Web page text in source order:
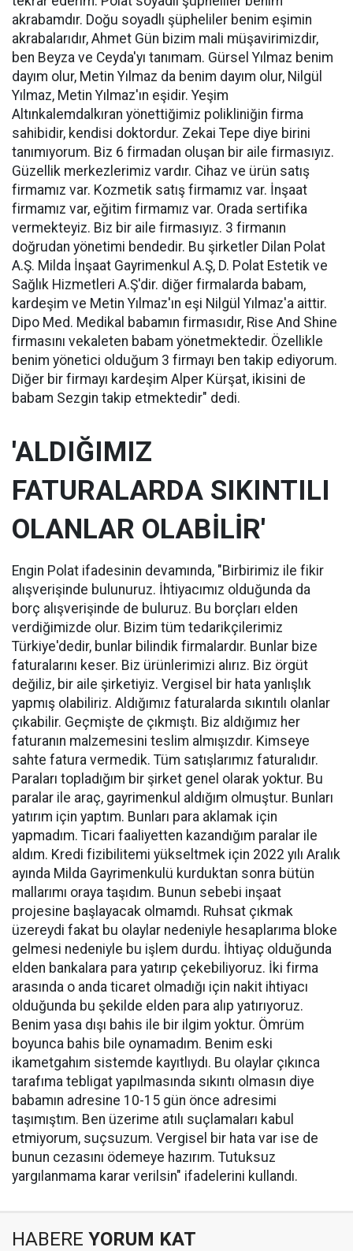
akrabamdır. Doğu soyadlı şüpheliler benim eşimin
akrabalarıdır, Ahmet Gün bizim mali müşavirimizdir,
ben Beyza ve Ceyda'yı tanımam. Gürsel Yılmaz benim
dayım olur, Metin Yılmaz da benim dayım olur, Nilgül
Yılmaz, Metin Yılmaz'ın eşidir. Yeşim
Altınkalemdalkıran yönettiğimiz polikliniğin firma
sahibidir, kendisi doktordur. Zekai Tepe diye birini
tanımıyorum. Biz 6 firmadan oluşan bir aile firmasıyız.
Güzellik merkezlerimiz vardır. Cihaz ve ürün satış
firmamız var. Kozmetik satış firmamız var. İnşaat
firmamız var, eğitim firmamız var. Orada sertifika
vermekteyiz. Biz bir aile firmasıyız. 3 firmanın
doğrudan yönetimi bendedir. Bu şirketler Dilan Polat
A.Ş. Milda İnşaat Gayrimenkul A.Ş, D. Polat Estetik ve
Sağlık Hizmetleri A.Ş'dir. diğer firmalarda babam,
kardeşim ve Metin Yılmaz'ın eşi Nilgül Yılmaz'a aittir.
Dipo Med. Medikal babamın firmasıdır, Rise And Shine
firmasını vekaleten babam yönetmektedir. Özellikle
benim yönetici olduğum 3 firmayı ben takip ediyorum.
Diğer bir firmayı kardeşim Alper Kürşat, ikisini de
babam Sezgin takip etmektedir" dedi.
'ALDIĞIMIZ
FATURALARDA SIKINTILI
OLANLAR OLABİLİR'
Engin Polat ifadesinin devamında, "Birbirimiz ile fikir
alışverişinde bulunuruz. İhtiyacımız olduğunda da
borç alışverişinde de buluruz. Bu borçları elden
verdiğimizde olur. Bizim tüm tedarikçilerimiz
Türkiye'dedir, bunlar bilindik firmalardır. Bunlar bize
faturalarını keser. Biz ürünlerimizi alırız. Biz örgüt
değiliz, bir aile şirketiyiz. Vergisel bir hata yanlışlık
yapmış olabiliriz. Aldığımız faturalarda sıkıntılı olanlar
çıkabilir. Geçmişte de çıkmıştı. Biz aldığımız her
faturanın malzemesini teslim almışızdır. Kimseye
sahte fatura vermedik. Tüm satışlarımız faturalıdır.
Paraları topladığım bir şirket genel olarak yoktur. Bu
paralar ile araç, gayrimenkul aldığım olmuştur. Bunları
yatırım için yaptım. Bunları para aklamak için
yapmadım. Ticari faaliyetten kazandığım paralar ile
aldım. Kredi fizibilitemi yükseltmek için 2022 yılı Aralık
ayında Milda Gayrimenkulü kurduktan sonra bütün
mallarımı oraya taşıdım. Bunun sebebi inşaat
projesine başlayacak olmamdı. Ruhsat çıkmak
üzereydi fakat bu olaylar nedeniyle hesaplarıma bloke
gelmesi nedeniyle bu işlem durdu. İhtiyaç olduğunda
elden bankalara para yatırıp çekebiliyoruz. İki firma
arasında o anda ticaret olmadığı için nakit ihtiyacı
olduğunda bu şekilde elden para alıp yatırıyoruz.
Benim yasa dışı bahis ile bir ilgim yoktur. Ömrüm
boyunca bahis bile oynamadım. Benim eski
ikametgahım sistemde kayıtlıydı. Bu olaylar çıkınca
tarafıma tebligat yapılmasında sıkıntı olmasın diye
babamın adresine 10-15 gün önce adresimi
taşımıştım. Ben üzerime atılı suçlamaları kabul
etmiyorum, suçsuzum. Vergisel bir hata var ise de
bunun cezasını ödemeye hazırım. Tutuksuz
yargılanmama karar verilsin" ifadelerini kullandı.
HABERE YORUM KAT